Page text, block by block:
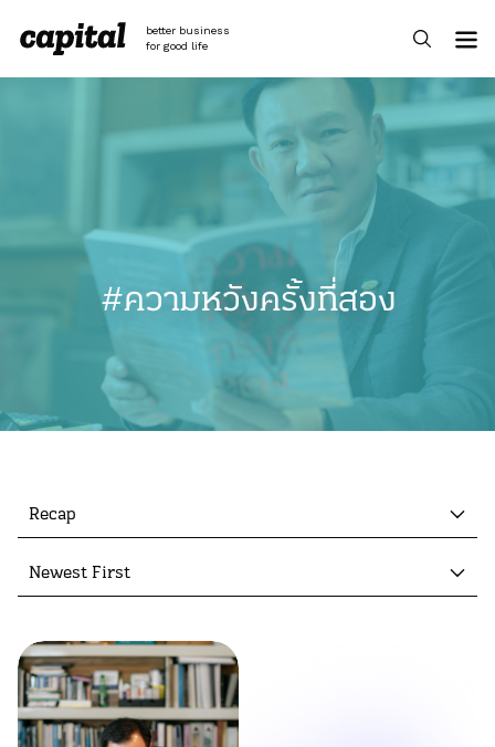
content
better business
for good life
#ความหวังครั้งที่สอง
Recap
Newest First